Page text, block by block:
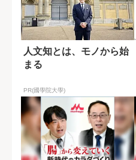
人文知とは、モノから始
まる
PR(國學院大學)